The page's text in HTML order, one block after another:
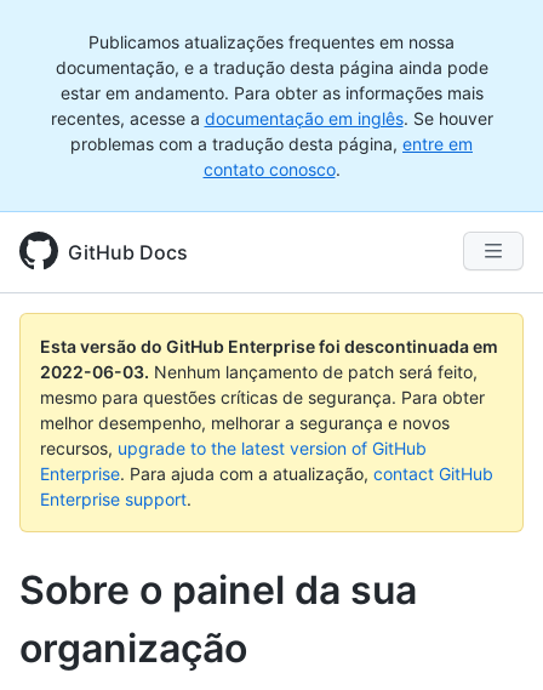
Publicamos atualizações frequentes em nossa
documentação, e a tradução desta página ainda pode
estar em andamento. Para obter as informações mais
recentes, acesse a documentação em inglês. Se houver
problemas com a tradução desta página, entre em
contato conosco.
GitHub Docs
Esta versão do GitHub Enterprise foi descontinuada em
2022-06-03. Nenhum lançamento de patch será feito,
mesmo para questões críticas de segurança. Para obter
melhor desempenho, melhorar a segurança e novos
recursos, upgrade to the latest version of GitHub
Enterprise. Para ajuda com a atualização, contact GitHub
Enterprise support.
Sobre o painel da sua
organização